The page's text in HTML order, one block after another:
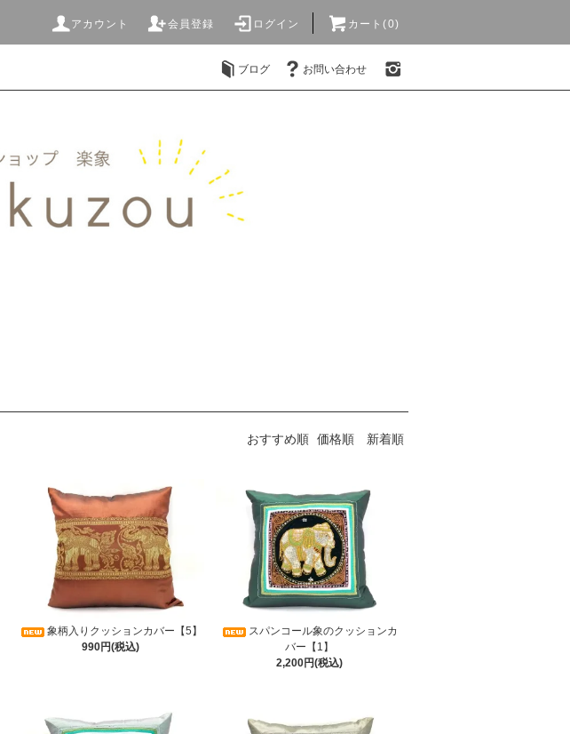
アカウント 会員登録 ログイン カート(0)
ブログ お問い合わせ
おすすめ順 価格順 新着順
象柄入りクッションカバー【5】
990円(税込)
スパンコール象のクッションカ
バー【1】
2,200円(税込)